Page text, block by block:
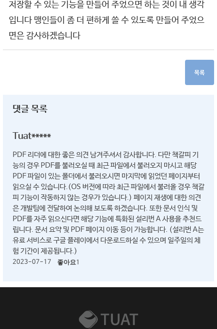
저장할 수 있는 기능을 만들어 주었으면 하는 것이 내 생각
입니다 맹인들이 좀 더 편하게 쓸 수 있도록 만들어 주었으
면은 감사하겠습니다
목록
댓글 목록
Tuat*****
PDF 리더에 대한 좋은 의견 남겨주셔서 감사합니다. 다만 책갈피 기
능의 경우 PDF를 불러오실 때 최근 파일에서 불러오지 마시고 해당
PDF 파일이 있는 폴더에서 불러오시면 마지막에 읽었던 페이지부터
읽으실 수 있습니다.(OS 버전에 따라 최근 파일에서 불러올 경우 책갈
피 기능이 작동하지 않는 경우가 있습니다.) 페이지 재생에 대한 의견
은 개발팀에 전달하여 논의해 보도록 하겠습니다. 또한 문서 인식 및
PDF를 자주 읽으신다면 해당 기능에 특화된 설리번 A 사용을 추천드
립니다. 문서 요약 및 PDF 페이지 이동 등이 가능합니다. (설리번 A는
유료 서비스로 구글 플레이에서 다운로드하실 수 있으며 일주일의 체
험 기간이 제공됩니다.)
2023-07-17 좋아요1